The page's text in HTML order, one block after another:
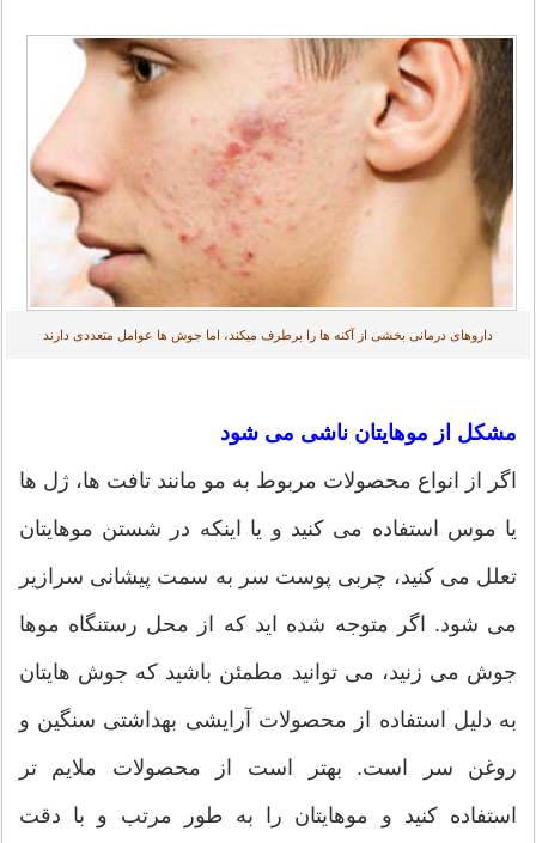
داروهای درمانی بخشی از آکنه ها را برطرف میکند، اما جوش ها عوامل متعددی دارند
مشکل از موهایتان ناشی می شود
اگر از انواع محصولات مربوط به مو مانند تافت ها، ژل ها
یا موس استفاده می کنید و یا اینکه در شستن موهایتان
تعلل می کنید، چربی پوست سر به سمت پیشانی سرازیر
می شود. اگر متوجه شده اید که از محل رستنگاه موها
جوش می زنید، می توانید مطمئن باشید که جوش هایتان
به دلیل استفاده از محصولات آرایشی بهداشتی سنگین و
روغن سر است. بهتر است از محصولات ملایم تر
استفاده کنید و موهایتان را به طور مرتب و با دقت